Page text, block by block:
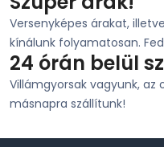
Versenyképes árakat,
kínálunk folyamatosan.
24 órán belül
Villámgyorsak vagyunk,
másnapra szállítunk!